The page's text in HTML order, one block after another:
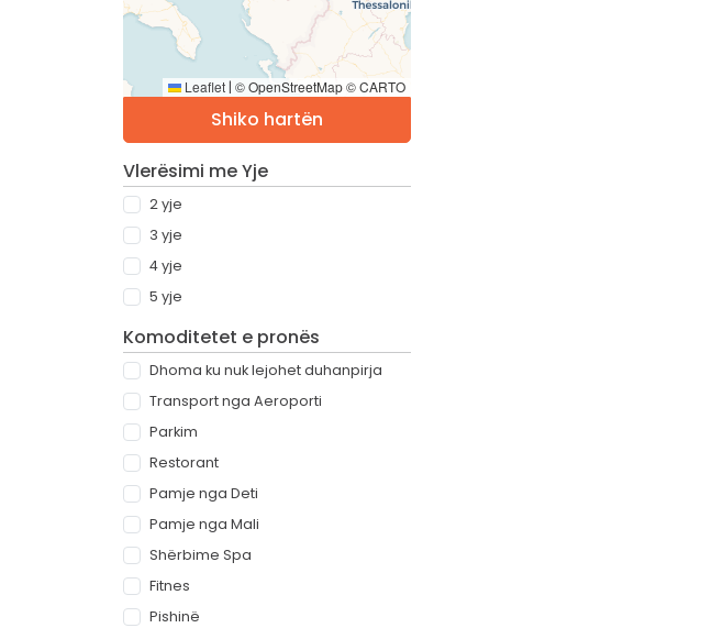
Leaflet | © OpenStreetMap © CARTO
Shiko hartën
Vlerësimi me Yje
2 yje
3 yje
4 yje
5 yje
Komoditetet e pronës
Dhoma ku nuk lejohet duhanpirja
Transport nga Aeroporti
Parkim
Restorant
Pamje nga Deti
Pamje nga Mali
Shërbime Spa
Fitnes
Pishinë